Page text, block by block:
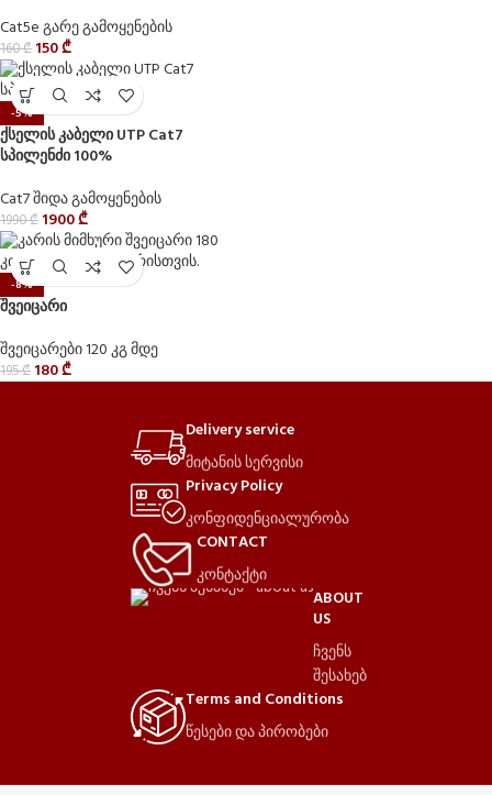
Cat5e გარე გამოყენების
160₾ 150₾
-5%
ქსელის კაბელი UTP Cat7
სპილენძი 100%
Cat7 შიდა გამოყენების
1990₾ 1900₾
-8%
შვეიცარი
შვეიცარები 120 კგ მდე
195₾ 180₾
Delivery service
მიტანის სერვისი
Privacy Policy
კონფიდენციალურობა
CONTACT
კონტაქტი
ABOUT
US
ჩვენს
შესახებ
Terms and Conditions
წესები და პირობები